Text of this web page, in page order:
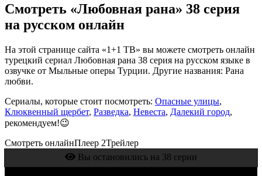
Смотреть «Любовная рана» 38 серия
на русском онлайн
На этой странице сайта «1+1 ТВ» вы можете смотреть онлайн
турецкий сериал Любовная рана 38 серия на русском языке в
озвучке от Мыльные оперы Турции. Другие названия: Рана
любви.
Сериалы, которые стоит посмотреть: Опасные улицы,
Клюквенный щербет, Разведка, Невеста, Далекий город,
рекомендуем!😉
Смотреть онлайнПлеер 2Трейлер
Вы остановились на 38 серии